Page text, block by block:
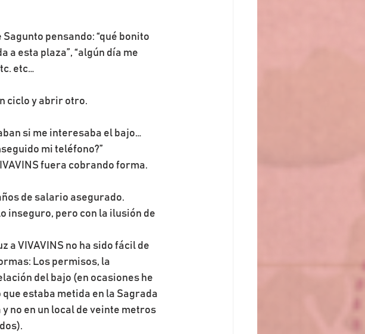
pensando: “qué bonito
a esta plaza”, “algún día me
etc…
ciclo y abrir otro.
si me interesaba el bajo…
mi teléfono?”
fuera cobrando forma.
de salario asegurado.
inseguro, pero con la ilusión de
a VIVAVINS no ha sido fácil de
Los permisos, la
del bajo (en ocasiones he
estaba metida en la Sagrada
y no en un local de veinte metros